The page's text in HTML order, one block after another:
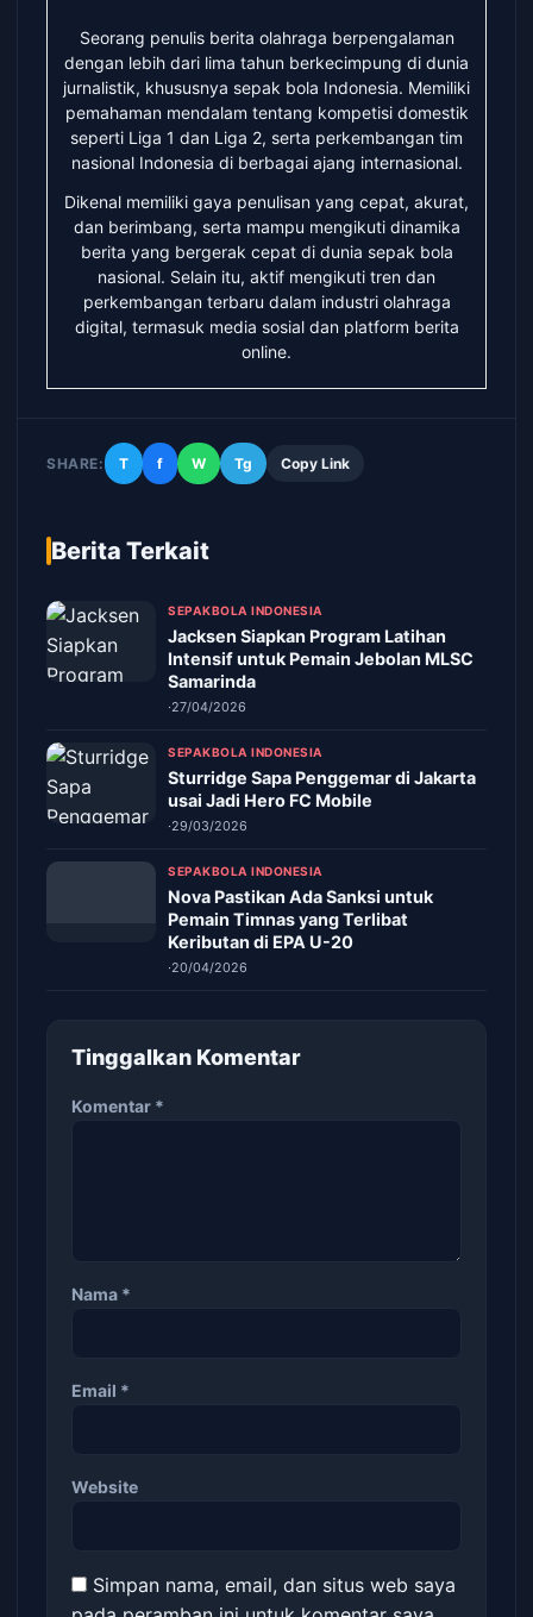
Seorang penulis berita olahraga berpengalaman
dengan lebih dari lima tahun berkecimpung di dunia
jurnalistik, khususnya sepak bola Indonesia. Memiliki
pemahaman mendalam tentang kompetisi domestik
seperti Liga 1 dan Liga 2, serta perkembangan tim
nasional Indonesia di berbagai ajang internasional.
Dikenal memiliki gaya penulisan yang cepat, akurat,
dan berimbang, serta mampu mengikuti dinamika
berita yang bergerak cepat di dunia sepak bola
nasional. Selain itu, aktif mengikuti tren dan
perkembangan terbaru dalam industri olahraga
digital, termasuk media sosial dan platform berita
online.
SHARE: T f W Tg Copy Link
Berita Terkait
SEPAKBOLA INDONESIA
Jacksen Siapkan Program Latihan
Intensif untuk Pemain Jebolan MLSC
Samarinda
·27/04/2026
SEPAKBOLA INDONESIA
Sturridge Sapa Penggemar di Jakarta
usai Jadi Hero FC Mobile
·29/03/2026
SEPAKBOLA INDONESIA
Nova Pastikan Ada Sanksi untuk
Pemain Timnas yang Terlibat
Keributan di EPA U-20
·20/04/2026
Tinggalkan Komentar
Komentar *
Nama *
Email *
Website
Simpan nama, email, dan situs web saya